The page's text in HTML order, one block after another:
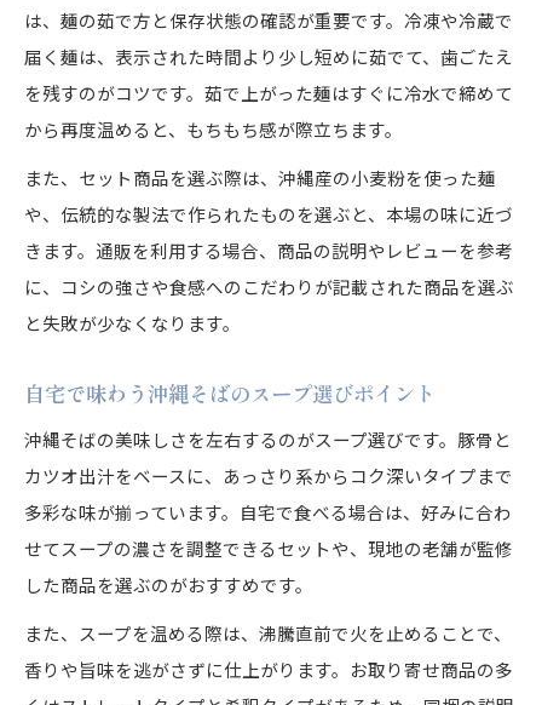
県外発送可能な沖縄そばの楽しみ方
健康志向でも安心な沖縄そば素材の選び方
沖縄そばの素材にこだわる健康派の選択基準
お取り寄せ沖縄そばで無添加素材を見極める
沖縄そば通販で選ぶ安全な原材料チェック
健康志向の方におすすめの沖縄そばポイント
沖縄そばの栄養バランスと美味しさの両立術
お取り寄せ沖縄そばで団らんを楽しむコツ
沖縄そばセットの選び方とアレンジアイデア
沖縄そばを囲んで思い出作りをする方法
家族で味わう沖縄そばの魅力とは
は、麺の茹で方と保存状態の確認が重要です。冷凍や冷蔵で
届く麺は、表示された時間より少し短めに茹でて、歯ごたえ
を残すのがコツです。茹で上がった麺はすぐに冷水で締めて
から再度温めると、もちもち感が際立ちます。
また、セット商品を選ぶ際は、沖縄産の小麦粉を使った麺
や、伝統的な製法で作られたものを選ぶと、本場の味に近づ
きます。通販を利用する場合、商品の説明やレビューを参考
に、コシの強さや食感へのこだわりが記載された商品を選ぶ
と失敗が少なくなります。
自宅で味わう沖縄そばのスープ選びポイント
沖縄そばの美味しさを左右するのがスープ選びです。豚骨と
カツオ出汁をベースに、あっさり系からコク深いタイプまで
多彩な味が揃っています。自宅で食べる場合は、好みに合わ
せてスープの濃さを調整できるセットや、現地の老舗が監修
した商品を選ぶのがおすすめです。
また、スープを温める際は、沸騰直前で火を止めることで、
香りや旨味を逃がさずに仕上がります。お取り寄せ商品の多